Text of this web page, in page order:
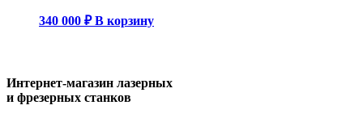
340 000 ₽ В корзину
Интернет-магазин лазерных
и фрезерных станков